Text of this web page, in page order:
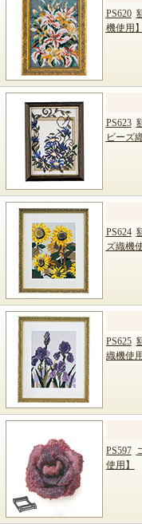
PS620
機使用
PS623
ビーズ
PS624
ズ織機
PS625
織機使
PS597
使用】